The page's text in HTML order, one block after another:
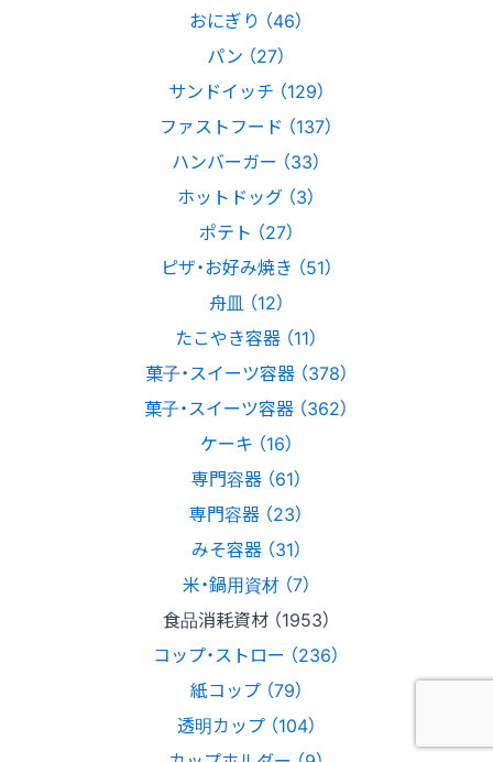
おにぎり （46）
パン （27）
サンドイッチ （129）
ファストフード （137）
ハンバーガー （33）
ホットドッグ （3）
ポテト （27）
ピザ・お好み焼き （51）
舟皿 （12）
たこやき容器 （11）
菓子・スイーツ容器 （378）
菓子・スイーツ容器 （362）
ケーキ （16）
専門容器 （61）
専門容器 （23）
みそ容器 （31）
米・鍋用資材 （7）
食品消耗資材 （1953）
コップ・ストロー （236）
紙コップ （79）
透明カップ （104）